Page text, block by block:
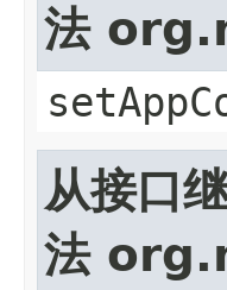
法
从接口
法